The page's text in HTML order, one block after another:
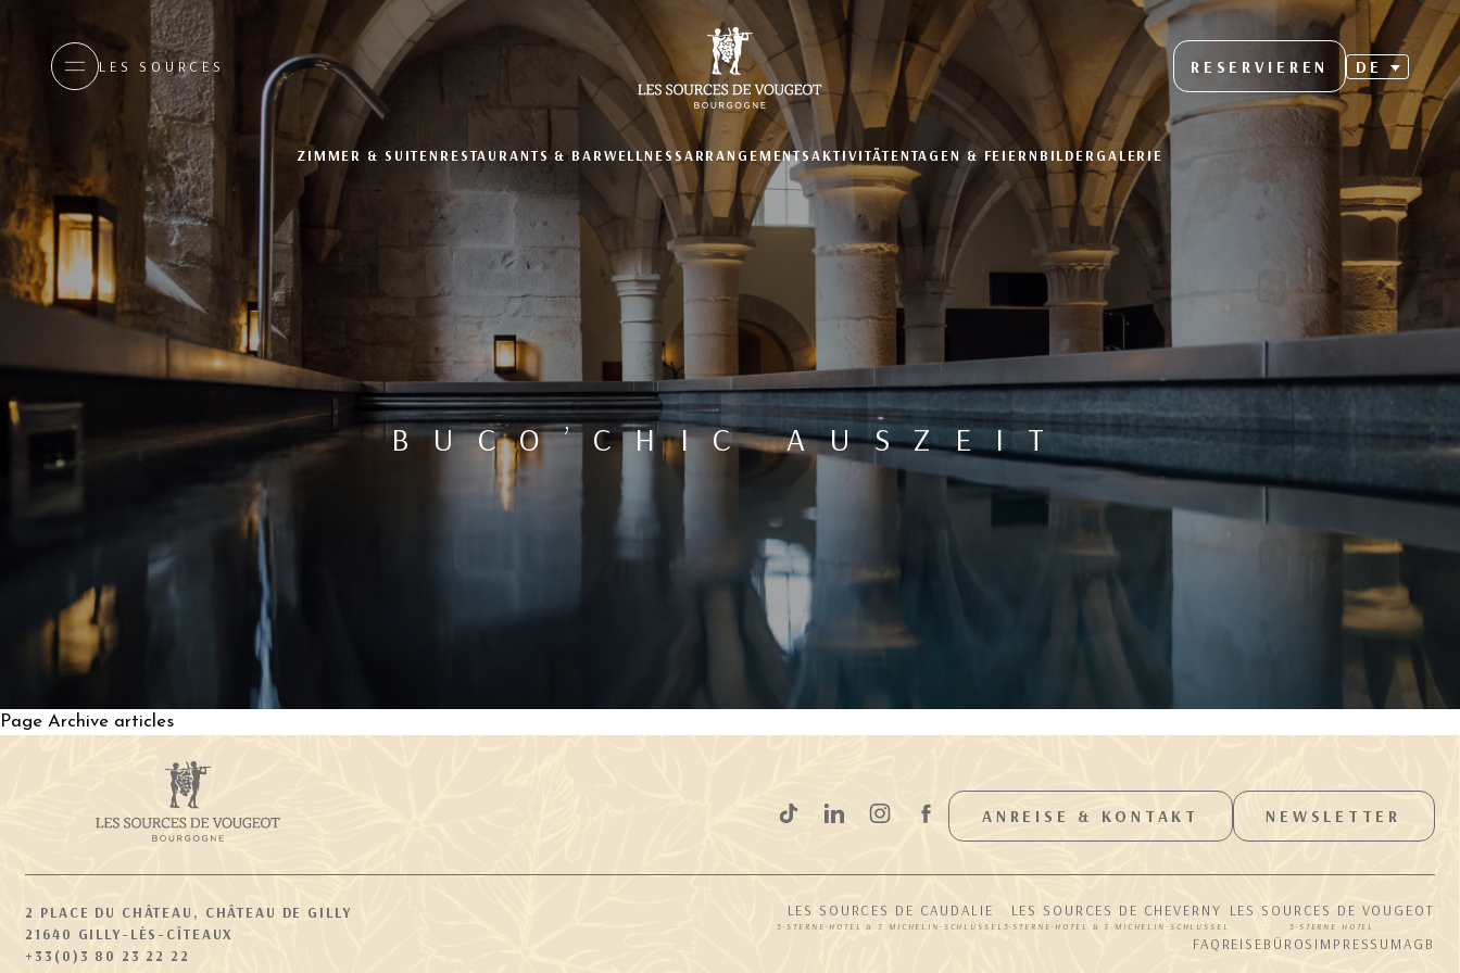
LES SOURCES RESERVIEREN DE
ZIMMER & SUITEN RESTAURANTS & BARWELLNESSARRANGEMENTSAKTIVITÄTENTAGEN & FEIERN BILDERGALERIE
BUCO’CHIC AUSZEIT
Page Archive articles
ANREISE & KONTAKT NEWSLETTER
2 PLACE DU CHÂTEAU, CHÂTEAU DE GILLY
21640 GILLY-LÈS-CÎTEAUX
+33(0)3 80 23 22 22
LES SOURCES DE CAUDALIE
5-STERNE-HOTEL & 3 MICHELIN-SCHLÜSSEL
LES SOURCES DE CHEVERNY
5-STERNE-HOTEL & 3 MICHELIN-SCHLÜSSEL
LES SOURCES DE VOUGEOT
5-STERNE HOTEL
FAQ REISEBÜROS IMPRESSUMAGB